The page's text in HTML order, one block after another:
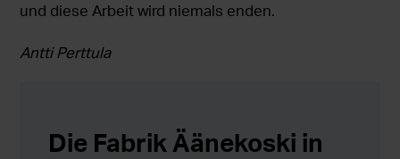
und diese Arbeit wird niemals enden.
Antti Perttula
Die Fabrik Äänekoski in